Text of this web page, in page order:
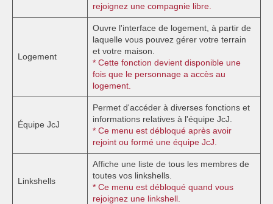
rejoignez une compagnie libre.
Logement
Ouvre l'interface de logement, à partir de
laquelle vous pouvez gérer votre terrain
et votre maison.
* Cette fonction devient disponible une
fois que le personnage a accès au
logement.
Équipe JcJ
Permet d'accéder à diverses fonctions et
informations relatives à l'équipe JcJ.
* Ce menu est débloqué après avoir
rejoint ou formé une équipe JcJ.
Linkshells
Affiche une liste de tous les membres de
toutes vos linkshells.
* Ce menu est débloqué quand vous
rejoignez une linkshell.